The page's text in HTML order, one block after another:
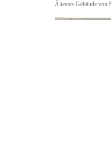
Ältestes Gebäude von